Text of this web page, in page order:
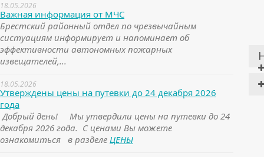
18.05.2026
Важная информация от МЧС
Брестский районный отдел по чрезвычайным
систуациям информирует и напоминает об
эффективности автономных пожарных
извещателей,...
18.05.2026
Утверждены цены на путевки до 24 декабря 2026
года
Добрый день! Мы утвердили цены на путевки до 24
декабря 2026 года. С ценами Вы можете
ознакомиться в разделе ЦЕНЫ